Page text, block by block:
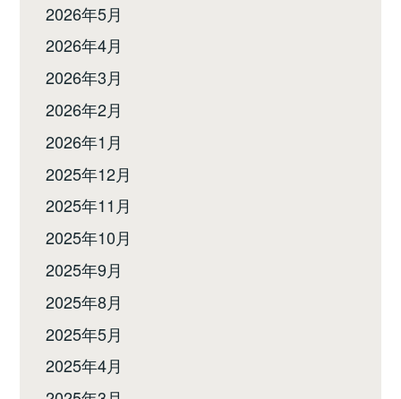
2026年5月
2026年4月
2026年3月
2026年2月
2026年1月
2025年12月
2025年11月
2025年10月
2025年9月
2025年8月
2025年5月
2025年4月